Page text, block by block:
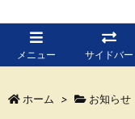
メニュー サイドバー
ホーム > お知らせ